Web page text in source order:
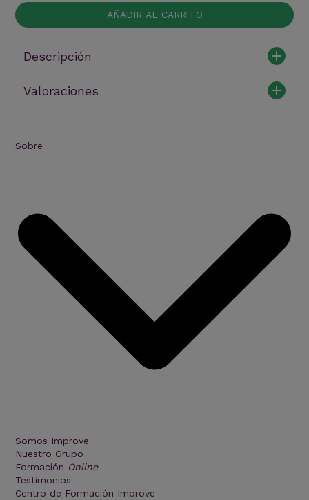
clínico
de
de
blandos
Tórax
AÑADIR AL CARRITO
Descripción
Valoraciones
Sobre
Somos Improve
Nuestro Grupo
Formación Online
Testimonios
Centro de Formación Improve